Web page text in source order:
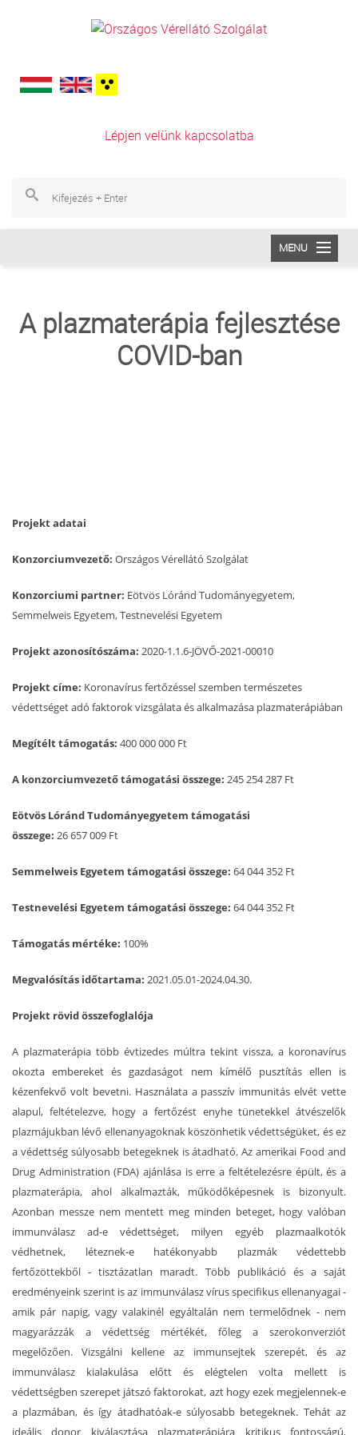
Lépjen velünk kapcsolatba
MENU
VÉRADÁS
A plazmaterápia fejlesztése
COVID-ban
Projekt adatai
Konzorciumvezető: Országos Vérellátó Szolgálat
Konzorciumi partner: Eötvös Lóránd Tudományegyetem,
Semmelweis Egyetem, Testnevelési Egyetem
Projekt azonosítószáma: 2020-1.1.6-JÖVŐ-2021-00010
Projekt címe: Koronavírus fertőzéssel szemben természetes
védettséget adó faktorok vizsgálata és alkalmazása plazmaterápiában
Megítélt támogatás: 400 000 000 Ft
A konzorciumvezetőtámogatási összege: 245 254 287 Ft
Eötvös Lóránd Tudományegyetem támogatási
összege: 26 657 009 Ft
Semmelweis Egyetem támogatási összege: 64 044 352 Ft
Testnevelési Egyetem támogatási összege: 64 044 352 Ft
Támogatás mértéke: 100%
Megvalósítás időtartama: 2021.05.01-2024.04.30.
Projekt rövid összefoglalója
A plazmaterápia több évtizedes múltra tekint vissza, a koronavírus
okozta embereket és gazdaságot nem kímélő pusztítás ellen is
kézenfekvő volt bevetni. Használata a passzív immunitás elvét vette
alapul, feltételezve, hogy a fertőzést enyhe tünetekkel átvészelők
plazmájukban lévő ellenanyagoknak köszönhetik védettségüket, és ez
a védettség súlyosabb betegeknek is átadható. Az amerikai Food and
Drug Administration (FDA) ajánlása is erre a feltételezésre épült, és a
plazmaterápia, ahol alkalmazták, működőképesnek is bizonyult.
Azonban messze nem mentett meg minden beteget, hogy valóban
immunválasz ad-e védettséget, milyen egyéb plazmaalkotók
védhetnek, léteznek-e hatékonyabb plazmák védettebb
fertőzöttekből - tisztázatlan maradt. Több publikáció és a saját
eredményeink szerint is az immunválasz vírus specifikus ellenanyagai -
amik pár napig, vagy valakinél egyáltalán nem termelődnek - nem
magyarázzák a védettség mértékét, főleg a szerokonverziót
megelőzően. Vizsgálni kellene az immunsejtek szerepét, és az
immunválasz kialakulása előtt és elégtelen volta mellett is
védettségben szerepet játszó faktorokat, azt hogy ezek megjelennek-e
a plazmában, és így átadhatóak-e súlyosabb betegeknek. Tehát az
ideális donor kiválasztása plazmaterápiára kritikus fontosságú,